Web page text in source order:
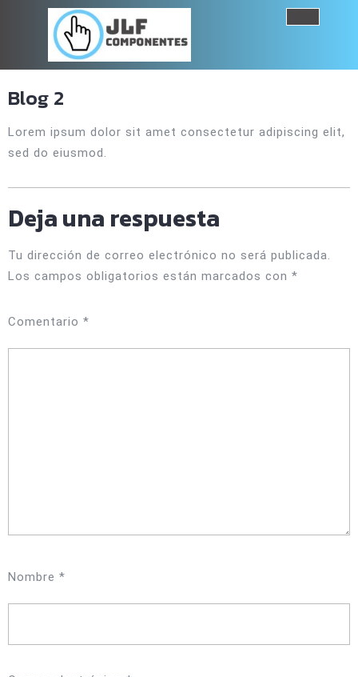
de
Blog 2
Lorem ipsum dolor sit amet consectetur adipiscing elit,
sed do eiusmod.
Deja una respuesta
Tu dirección de correo electrónico no será publicada.
Los campos obligatorios están marcados con *
Comentario *
Nombre *